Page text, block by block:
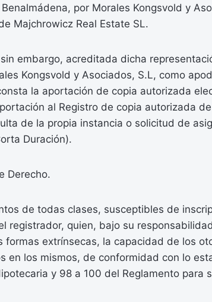
por Morales Kongsvold y
Majchrowicz Real Estate SL.
embargo, acreditada dicha
Kongsvold y Asociados, S.L, como
la aportación de copia autorizada
al Registro de copia autorizada
de la propia instancia o solicitud de
Duración).
Derecho.
de todas clases, susceptibles de
registrador, quien, bajo su
formas extrínsecas, la capacidad de los
en los mismos, de conformidad con lo
y 98 a 100 del Reglamento para